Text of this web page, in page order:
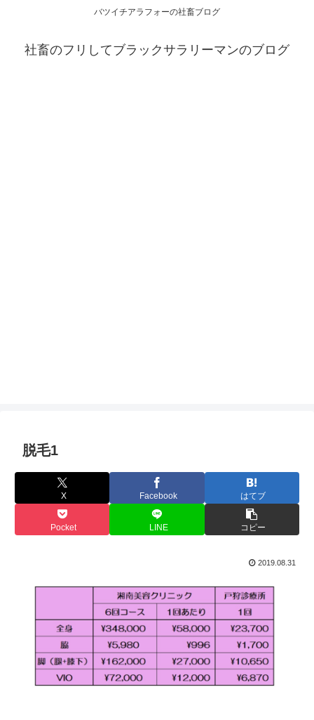
バツイチアラフォーの社畜ブログ
社畜のフリしてブラックサラリーマンのブログ
脱毛1
X Facebook はてブ
Pocket LINE コピー
2019.08.31